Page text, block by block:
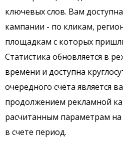
ключевых слов. Вам
кампании - по кликам,
площадкам с которых
Статистика обновляется в
времени и доступна
очередного счёта является
продолжением рекламной
расчитанным параметрам
в счете период.